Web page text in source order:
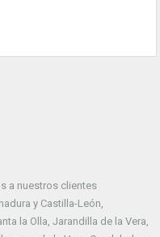
a nuestros clientes
y Castilla-León,
la Olla, Jarandilla de la Vera,